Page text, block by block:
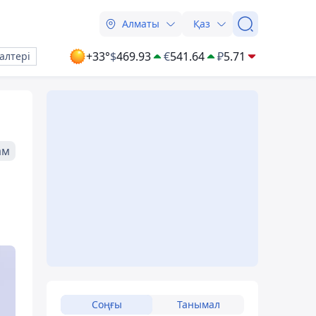
Алматы Қаз
+33°$469.93 €541.64 ₽5.71
Соңғы Танымал